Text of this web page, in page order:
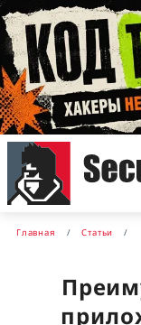
Главная Статьи